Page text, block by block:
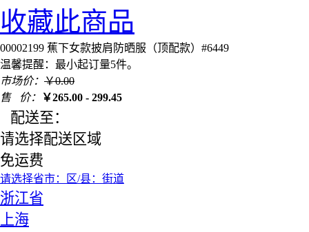
收藏此商品
00002199 蕉下女款披肩防晒服（顶配款）#6449
温馨提醒：最小起订量5件。
市场价： ￥0.00
售 价：
￥265.00 - 299.45
配送至：
请选择配送区域
免运费
请选择省市： 区/县： 街道
浙江省
上海